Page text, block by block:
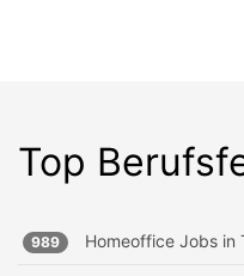
Top
989 Homeoffice Jobs in